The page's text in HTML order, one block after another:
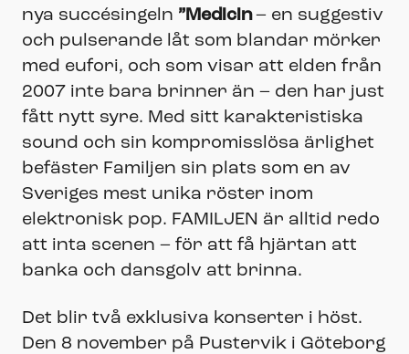
nya succésingeln ”Medicin– en suggestiv
och pulserande låt som blandar mörker
med eufori, och som visar att elden från
2007 inte bara brinner än – den har just
fått nytt syre. Med sitt karakteristiska
sound och sin kompromisslösa ärlighet
befäster Familjen sin plats som en av
Sveriges mest unika röster inom
elektronisk pop. FAMILJEN är alltid redo
att inta scenen – för att få hjärtan att
banka och dansgolv att brinna.
Det blir två exklusiva konserter i höst.
Den 8 november på Pustervik i Göteborg